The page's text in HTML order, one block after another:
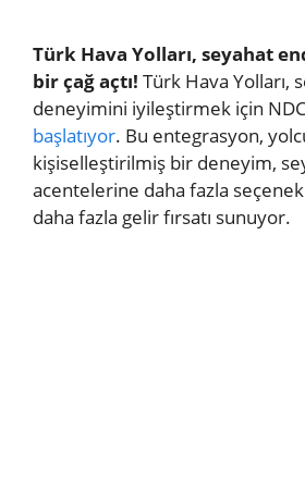
Türk Hava Yolları, seyahat
bir çağ açtı! Türk Hava Yolları,
deneyimini iyileştirmek için
başlatıyor. Bu entegrasyon,
kişiselleştirilmiş bir deneyim,
acentelerine daha fazla
daha fazla gelir fırsatı sunuyor.